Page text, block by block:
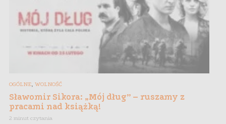
OGÓLNE WOLNOŚĆ
Sławomir Sikora: „Mój dług” – ruszamy z
pracami nad książką!
2 minut czytania